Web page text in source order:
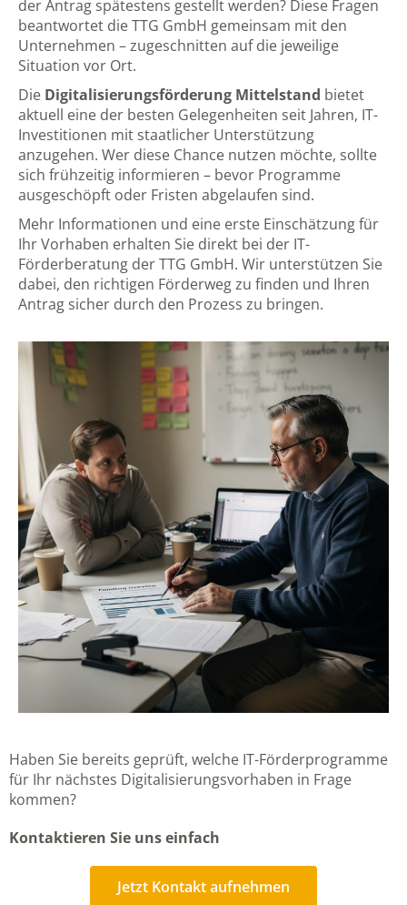
der Antrag spätestens gestellt werden? Diese Fragen
beantwortet die TTG GmbH gemeinsam mit den
Unternehmen – zugeschnitten auf die jeweilige
Situation vor Ort.
Die Digitalisierungsförderung Mittelstand bietet
aktuell eine der besten Gelegenheiten seit Jahren, IT-
Investitionen mit staatlicher Unterstützung
anzugehen. Wer diese Chance nutzen möchte, sollte
sich frühzeitig informieren – bevor Programme
ausgeschöpft oder Fristen abgelaufen sind.
Mehr Informationen und eine erste Einschätzung für
Ihr Vorhaben erhalten Sie direkt bei der IT-
Förderberatung der TTG GmbH. Wir unterstützen Sie
dabei, den richtigen Förderweg zu finden und Ihren
Antrag sicher durch den Prozess zu bringen.
Haben Sie bereits geprüft, welche IT-Förderprogramme
für Ihr nächstes Digitalisierungsvorhaben in Frage
kommen?
Kontaktieren Sie uns einfach
Jetzt Kontakt aufnehmen